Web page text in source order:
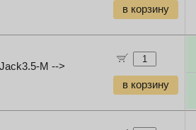
в корзину
M -->
в корзину